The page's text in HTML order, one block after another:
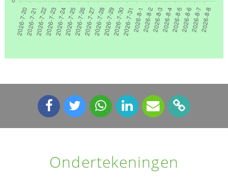
Ondertekeningen